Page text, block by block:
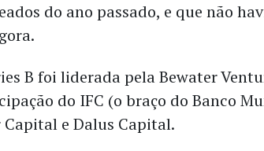
do ano passado, e que não
B foi liderada pela Bewater
do IFC (o braço do Banco
Capital e Dalus Capital.